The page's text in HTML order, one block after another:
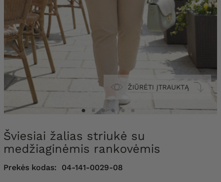
ŽIŪRĖTI ĮTRAUKTĄ
Šviesiai žalias striukė su
medžiaginėmis rankovėmis
Prekės kodas: 04-141-0029-08